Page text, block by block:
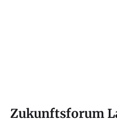
Zukunftsforum